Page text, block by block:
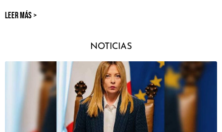
LEER MÁS >
NOTICIAS